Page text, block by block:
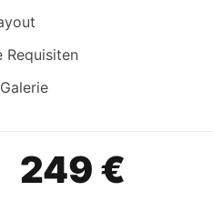
Requisiten
249 €